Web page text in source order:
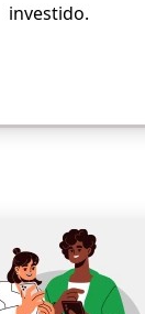
investido.